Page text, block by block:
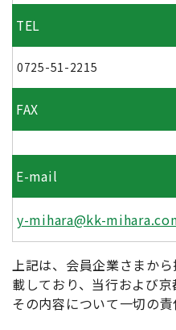
TEL
0725-51-2215
FAX
E-mail
y-mihara@kk-
上記は、会員企業さまか
載しており、当行および京
その内容について一切の責